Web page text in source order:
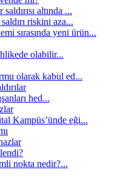
altında ...
riskini aza...
sırasında yeni ürün...
olabilir...
olarak kabul ed...
hed...
Kampüs’ünde eği...
nokta nedir?...